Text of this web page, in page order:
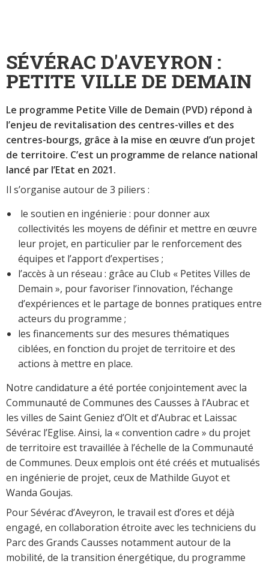
SÉVÉRAC D'AVEYRON :
PETITE VILLE DE DEMAIN
Le programme Petite Ville de Demain (PVD) répond à
l’enjeu de revitalisation des centres-villes et des
centres-bourgs, grâce à la mise en œuvre d’un projet
de territoire. C’est un programme de relance national
lancé par l’Etat en 2021.
Il s’organise autour de 3 piliers :
le soutien en ingénierie : pour donner aux
collectivités les moyens de définir et mettre en œuvre
leur projet, en particulier par le renforcement des
équipes et l’apport d’expertises ;
l’accès à un réseau : grâce au Club « Petites Villes de
Demain », pour favoriser l’innovation, l’échange
d’expériences et le partage de bonnes pratiques entre
acteurs du programme ;
les financements sur des mesures thématiques
ciblées, en fonction du projet de territoire et des
actions à mettre en place.
Notre candidature a été portée conjointement avec la
Communauté de Communes des Causses à l’Aubrac et
les villes de Saint Geniez d’Olt et d’Aubrac et Laissac
Sévérac l’Eglise. Ainsi, la « convention cadre » du projet
de territoire est travaillée à l’échelle de la Communauté
de Communes. Deux emplois ont été créés et mutualisés
en ingénierie de projet, ceux de Mathilde Guyot et
Wanda Goujas.
Pour Sévérac d’Aveyron, le travail est d’ores et déjà
engagé, en collaboration étroite avec les techniciens du
Parc des Grands Causses notamment autour de la
mobilité, de la transition énergétique, du programme